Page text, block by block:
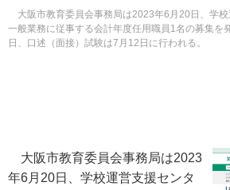
大阪市教育委員会事務局は2023年6月20日、学校
一般業務に従事する会計年度任用職員1名の募集を
日、口述（面接）試験は7月12日に行われる。
大阪市教育委員会事務局は2023
年6月20日、学校運営支援センタ